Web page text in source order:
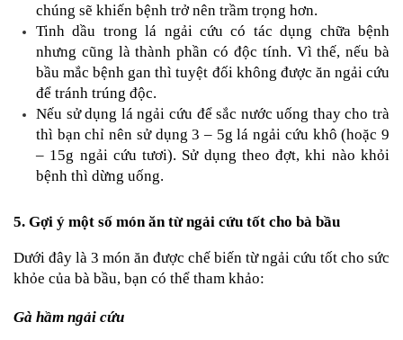
chúng sẽ khiến bệnh trở nên trầm trọng hơn.
Tinh dầu trong lá ngải cứu có tác dụng chữa bệnh
nhưng cũng là thành phần có độc tính. Vì thế, nếu bà
bầu mắc bệnh gan thì tuyệt đối không được ăn ngải cứu
để tránh trúng độc.
Nếu sử dụng lá ngải cứu để sắc nước uống thay cho trà
thì bạn chỉ nên sử dụng 3 – 5g lá ngải cứu khô (hoặc 9
– 15g ngải cứu tươi). Sử dụng theo đợt, khi nào khỏi
bệnh thì dừng uống.
5. Gợi ý một số món ăn từ ngải cứu tốt cho bà bầu
Dưới đây là 3 món ăn được chế biến từ ngải cứu tốt cho sức
khỏe của bà bầu, bạn có thể tham khảo:
Gà hầm ngải cứu